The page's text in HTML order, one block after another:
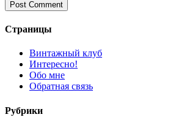
Страницы
Винтажный клуб
Интересно!
Обо мне
Обратная связь
Рубрики